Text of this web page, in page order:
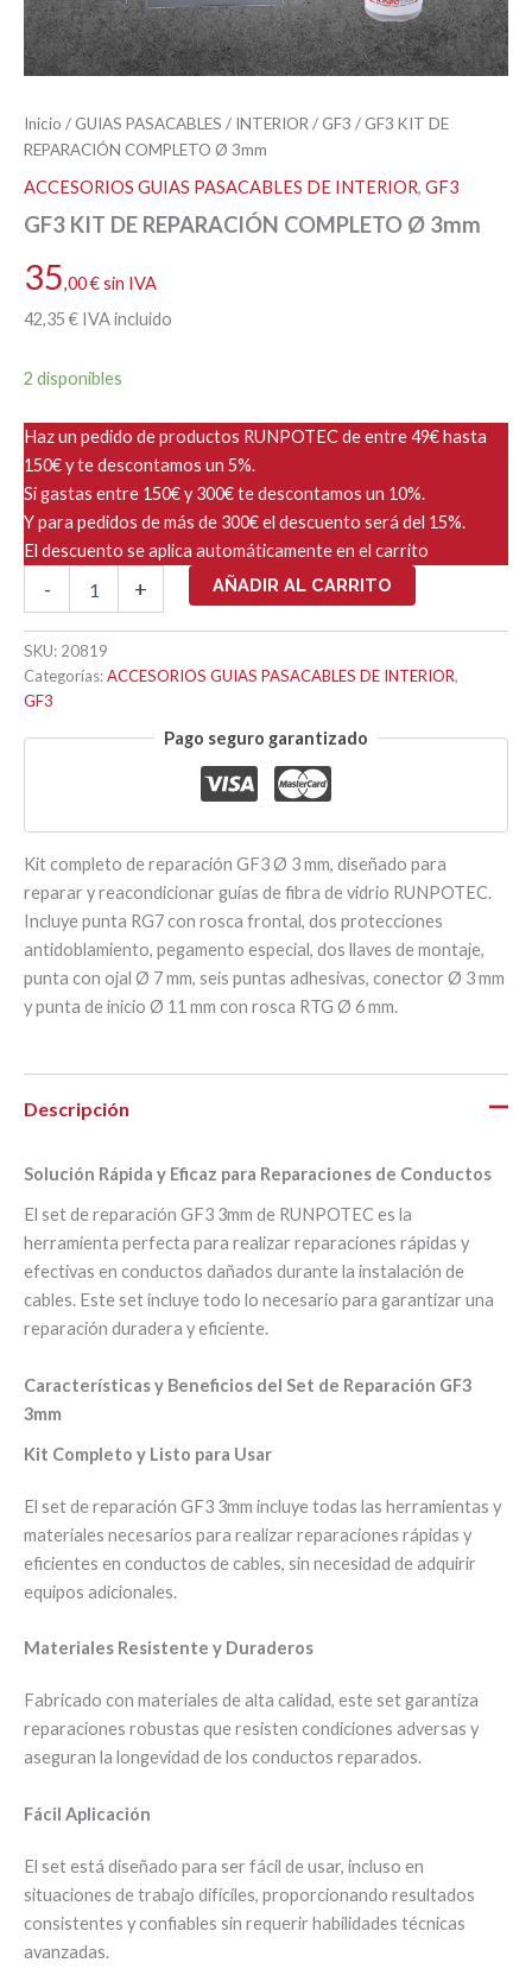
Inicio / GUIAS PASACABLES / INTERIOR / GF3 / GF3 KIT DE
REPARACIÓN COMPLETO Ø 3mm
ACCESORIOS GUIAS PASACABLES DE INTERIOR, GF3
GF3 KIT DE REPARACIÓN COMPLETO Ø 3mm
35,00€sin IVA
42,35 € IVA incluido
2 disponibles
Haz un pedido de productos RUNPOTEC de entre 49€ hasta
150€ y te descontamos un 5%.
Si gastas entre 150€ y 300€ te descontamos un 10%.
Y para pedidos de más de 300€ el descuento será del 15%.
El descuento se aplica automáticamente en el carrito
-
KIT
REPARACIÓN
COMPLETO
Ø
cantidad
+ AÑADIR AL CARRITO
SKU: 20819
Categorías:ACCESORIOS GUIAS PASACABLES DE INTERIOR,
GF3
Pago seguro garantizado
Kit completo de reparación GF3 Ø 3 mm, diseñado para
reparar y reacondicionar guías de fibra de vidrio RUNPOTEC.
Incluye punta RG7 con rosca frontal, dos protecciones
antidoblamiento, pegamento especial, dos llaves de montaje,
punta con ojal Ø 7 mm, seis puntas adhesivas, conector Ø 3 mm
y punta de inicio Ø 11 mm con rosca RTG Ø 6 mm.
Descripción
Solución Rápida y Eficaz para Reparaciones de Conductos
El set de reparación GF3 3mm de RUNPOTEC es la
herramienta perfecta para realizar reparaciones rápidas y
efectivas en conductos dañados durante la instalación de
cables. Este set incluye todo lo necesario para garantizar una
reparación duradera y eficiente.
Características y Beneficios del Set de Reparación GF3
3mm
Kit Completo y Listo para Usar
El set de reparación GF3 3mm incluye todas las herramientas y
materiales necesarios para realizar reparaciones rápidas y
eficientes en conductos de cables, sin necesidad de adquirir
equipos adicionales.
Materiales Resistente y Duraderos
Fabricado con materiales de alta calidad, este set garantiza
reparaciones robustas que resisten condiciones adversas y
aseguran la longevidad de los conductos reparados.
Fácil Aplicación
El set está diseñado para ser fácil de usar, incluso en
situaciones de trabajo difíciles, proporcionando resultados
consistentes y confiables sin requerir habilidades técnicas
avanzadas.